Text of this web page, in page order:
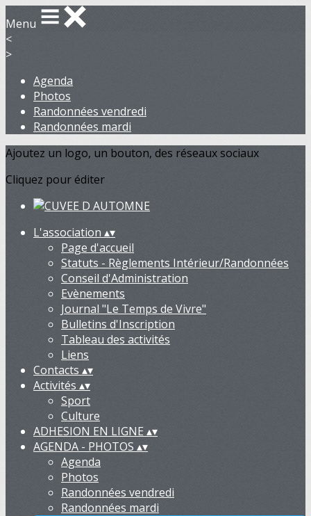
Menu
<
>
Agenda
Photos
Randonnées vendredi
Randonnées mardi
Ajoutez un logo, un bouton, des réseaux sociaux
Cliquez pour éditer
L'association ▴▾
Page d'accueil
Statuts - Règlements Intérieur/Randonnées
Conseil d'Administration
Evènements
Journal "Le Temps de Vivre"
Bulletins d'Inscription
Tableau des activités
Liens
Contacts ▴▾
Activités ▴▾
Sport
Culture
ADHESION EN LIGNE▴▾
AGENDA - PHOTOS ▴▾
Agenda
Photos
Randonnées vendredi
Randonnées mardi